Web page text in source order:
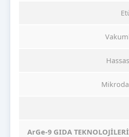
ArGe-9 GIDA